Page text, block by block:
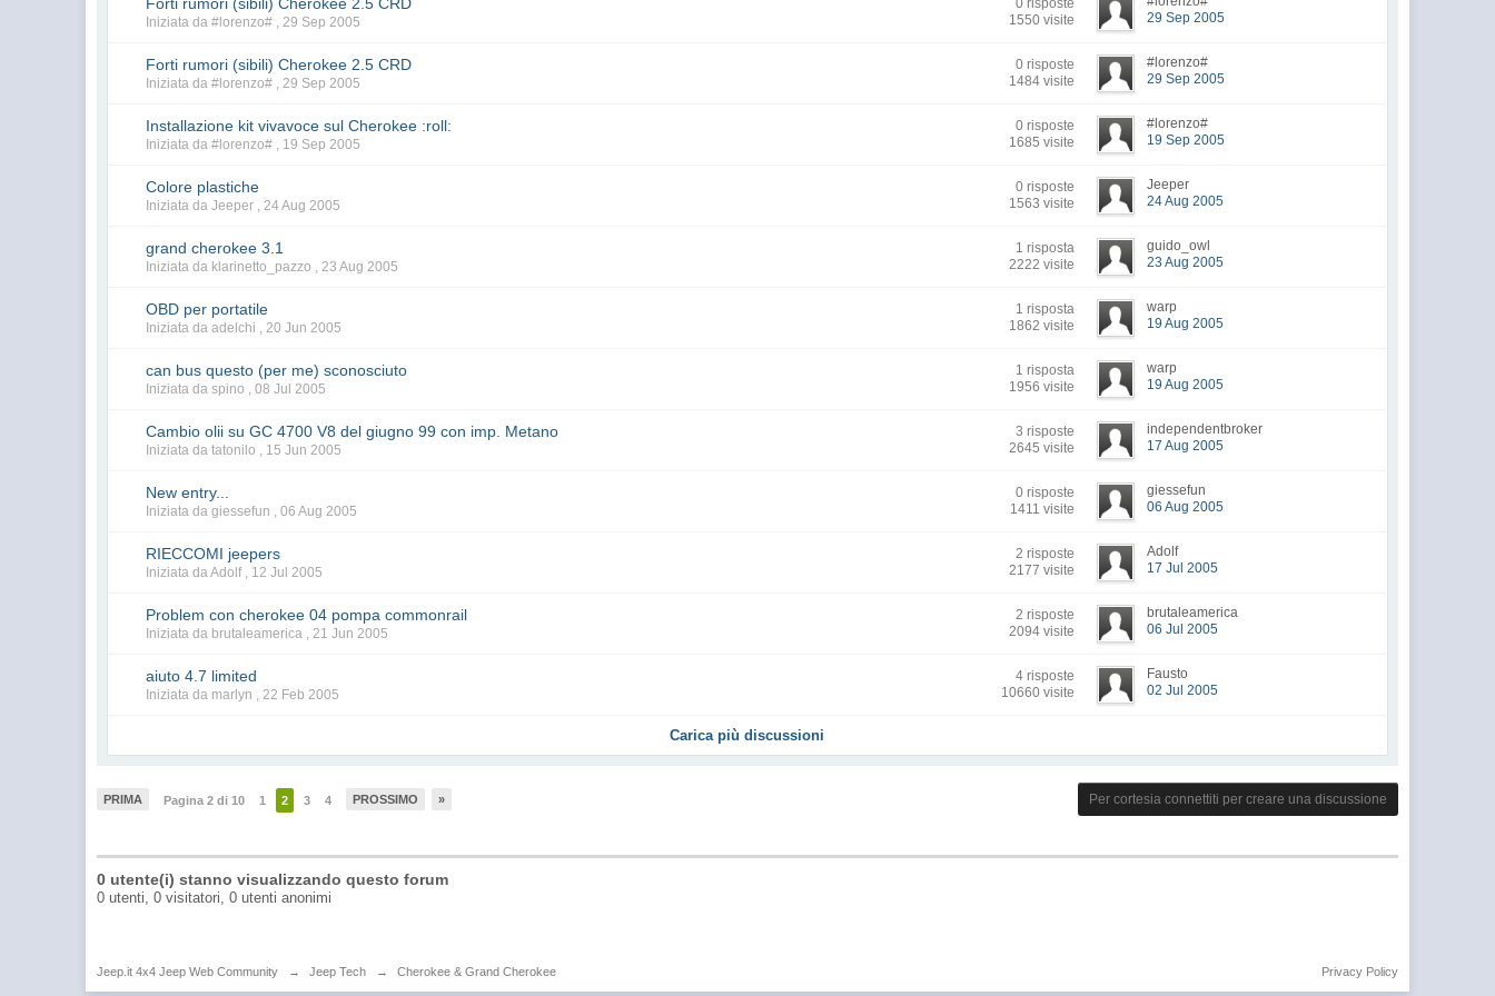
Iniziata da #lorenzo# ,29 Sep 2005
0 risposte
1550 visite
29 Sep 2005
Forti rumori (sibili) Cherokee 2.5 CRD
Iniziata da #lorenzo# ,29 Sep 2005
0 risposte
1484 visite
#lorenzo#
29 Sep 2005
Installazione kit vivavoce sul Cherokee :roll:
Iniziata da #lorenzo# , 19 Sep 2005
0 risposte
1685 visite
#lorenzo#
19 Sep 2005
Colore plastiche
Iniziata da Jeeper ,24 Aug 2005
0 risposte
1563 visite
Jeeper
24 Aug 2005
grand cherokee 3.1
Iniziata da klarinetto_pazzo ,23 Aug 2005
1 risposta
2222 visite
guido_owl
23 Aug 2005
OBD per portatile
Iniziata da adelchi ,20 Jun 2005
1 risposta
1862 visite
warp
19 Aug 2005
can bus questo (per me) sconosciuto
Iniziata da spino ,08 Jul 2005
1 risposta
1956 visite
warp
19 Aug 2005
Cambio olii su GC 4700 V8 del giugno 99 con imp. Metano
Iniziata da tatonilo , 15 Jun 2005
3 risposte
2645 visite
independentbroker
17 Aug 2005
New entry...
Iniziata da giessefun ,06 Aug 2005
0 risposte
1411 visite
giessefun
06 Aug 2005
RIECCOMI jeepers
Iniziata da Adolf , 12 Jul 2005
2 risposte
2177 visite
Adolf
17 Jul 2005
Problem con cherokee 04 pompa commonrail
Iniziata da brutaleamerica ,21 Jun 2005
2 risposte
2094 visite
brutaleamerica
06 Jul 2005
aiuto 4.7 limited
Iniziata da marlyn ,22 Feb 2005
4 risposte
10660 visite
Fausto
02 Jul 2005
Carica più discussioni
PRIMA Pagina 2 di 10 1 2 3 4 PROSSIMO » Per cortesia connettiti per creare una discussione
0 utente(i) stanno visualizzando questo forum
0 utenti, 0 visitatori, 0 utenti anonimi
Jeep.it 4x4 Jeep Web Community → Jeep Tech → Cherokee & Grand Cherokee Privacy Policy